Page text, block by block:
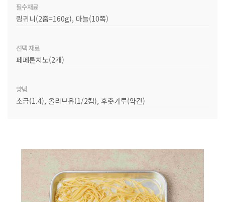
필수재료
링귀니(2줌=160g), 마늘(10쪽)
선택 재료
페페론치노(2개)
양념
소금(1.4), 올리브유(1/2컵), 후춧가루(약간)